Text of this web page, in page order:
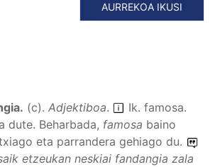
AURREKOA IKUSI
. (c). Adjektiboa.
Ik. famosa.
dute. Beharbada, famosa baino
eta parrandera gehiago du.
etzeukan neskiai fandangia zala